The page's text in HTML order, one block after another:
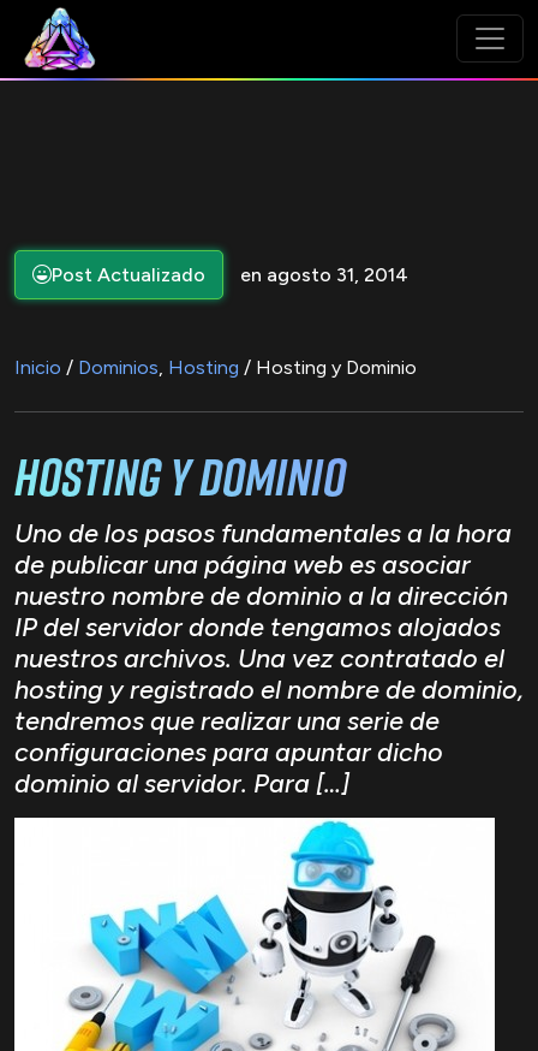
Post Actualizado en agosto 31, 2014
Inicio / Dominios, Hosting / Hosting y Dominio
Hosting y Dominio
Uno de los pasos fundamentales a la hora
de publicar una página web es asociar
nuestro nombre de dominio a la dirección
IP del servidor donde tengamos alojados
nuestros archivos. Una vez contratado el
hosting y registrado el nombre de dominio,
tendremos que realizar una serie de
configuraciones para apuntar dicho
dominio al servidor. Para […]